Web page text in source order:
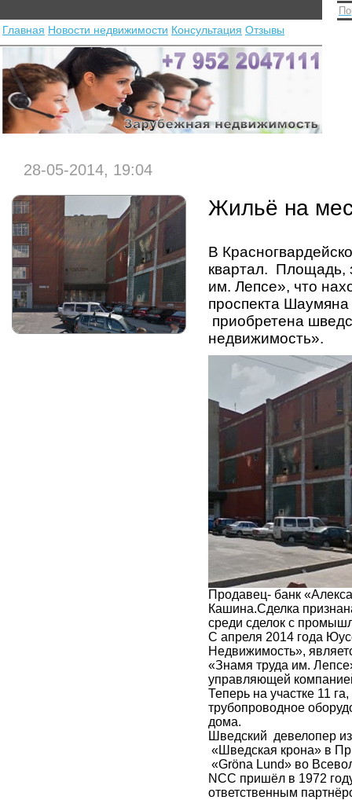
Главная Новости недвижимости Консультация Отзывы
28-05-2014, 19:04
Жильё на
В
квартал. Площадь,
им. Лепсе», что
проспекта
приобретена
недвижимость».
Продавец- банк
Кашина.Сделка
среди сделок с
С апреля 2014 года
Недвижимость»,
«Знамя труда им.
управляющей
Теперь на участке 11
трубопроводное
дома.
Шведский девелопер
«Шведская крона» в
«Gröna Lund» во
NCC пришёл в 1972
ответственным